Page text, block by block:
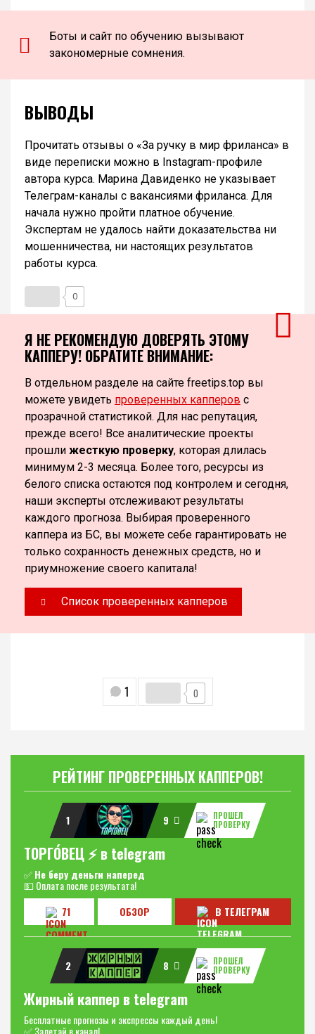
Боты и сайт по обучению вызывают
закономерные сомнения.
ВЫВОДЫ
Прочитать отзывы о «За ручку в мир фриланса» в
виде переписки можно в Instagram-профиле
автора курса. Марина Давиденко не указывает
Телеграм-каналы с вакансиями фриланса. Для
начала нужно пройти платное обучение.
Экспертам не удалось найти доказательства ни
мошенничества, ни настоящих результатов
работы курса.
0
Я НЕ РЕКОМЕНДУЮ ДОВЕРЯТЬ ЭТОМУ
КАППЕРУ! ОБРАТИТЕ ВНИМАНИЕ:
В отдельном разделе на сайте freetips.top вы
можете увидеть проверенных капперов с
прозрачной статистикой. Для нас репутация,
прежде всего! Все аналитические проекты
прошли жесткую проверку, которая длилась
минимум 2-3 месяца. Более того, ресурсы из
белого списка остаются под контролем и сегодня,
наши эксперты отслеживают результаты
каждого прогноза. Выбирая проверенного
каппера из БС, вы можете себе гарантировать не
только сохранность денежных средств, но и
приумножение своего капитала!
Список проверенных капперов
1 0
РЕЙТИНГ ПРОВЕРЕННЫХ КАППЕРОВ!
1 9
ПРОШЕЛ
ПРОВЕРКУ
ТОРГО́ВЕЦ ⚡️ в telegram
✅Не беру деньги наперед
💵 Оплата после результата!
71
ОБЗОР В ТЕЛЕГРАМ
2 8
ПРОШЕЛ
ПРОВЕРКУ
Жирный каппер в telegram
Бесплатные прогнозы и экспрессы каждый день!
✅ Залетай в канал!